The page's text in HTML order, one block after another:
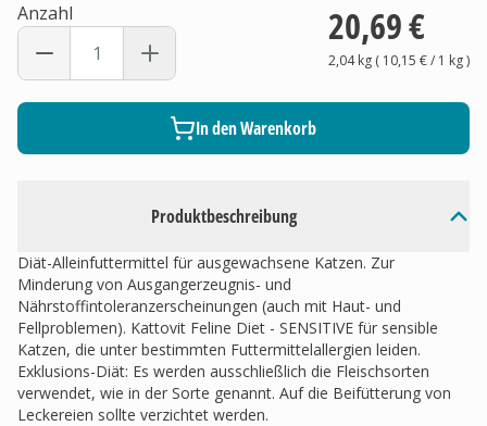
Produktbeschreibung
Diät-Alleinfuttermittel für ausgewachsene Katzen. Zur
Minderung von Ausgangerzeugnis- und
Nährstoffintoleranzerscheinungen (auch mit Haut- und
Fellproblemen). Kattovit Feline Diet - SENSITIVE für sensible
Katzen, die unter bestimmten Futtermittelallergien leiden.
Exklusions-Diät: Es werden ausschließlich die Fleischsorten
verwendet, wie in der Sorte genannt. Auf die Beifütterung von
Leckereien sollte verzichtet werden.
Anzahl 20,69 €
2,04 kg( 10,15 €/ 1 kg)
In den Warenkorb